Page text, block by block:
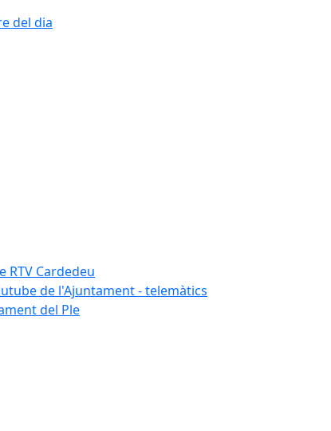
del dia
RTV Cardedeu
de l'Ajuntament - telemàtics
del Ple